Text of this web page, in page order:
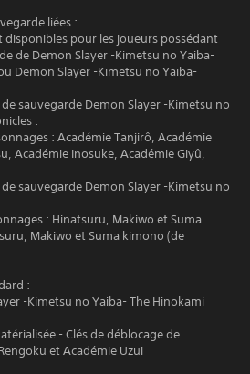
liées :
disponibles pour les joueurs possédant
de Demon Slayer -Kimetsu no Yaiba-
Demon Slayer -Kimetsu no Yaiba-
sauvegarde Demon Slayer -Kimetsu no
:
: Académie Tanjirô, Académie
Académie Inosuke, Académie Giyû,
sauvegarde Demon Slayer -Kimetsu no
: Hinatsuru, Makiwo et Suma
Makiwo et Suma kimono (de
:
-Kimetsu no Yaiba- The Hinokami
- Clés de déblocage de
et Académie Uzui